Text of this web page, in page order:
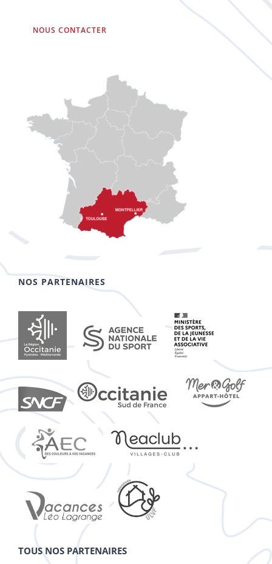
NOUS CONTACTER
NOS PARTENAIRES
TOUS NOS PARTENAIRES